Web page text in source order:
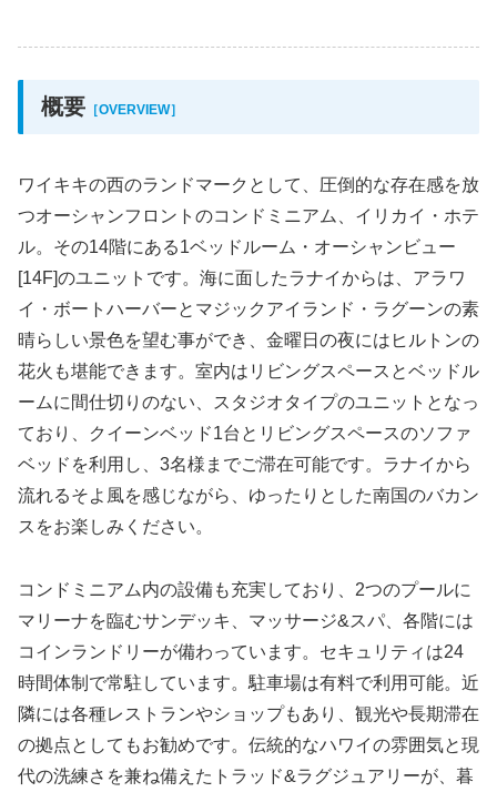
概要 ［OVERVIEW］
ワイキキの西のランドマークとして、圧倒的な存在感を放
つオーシャンフロントのコンドミニアム、イリカイ・ホテ
ル。その14階にある1ベッドルーム・オーシャンビュー
[14F]のユニットです。海に面したラナイからは、アラワ
イ・ボートハーバーとマジックアイランド・ラグーンの素
晴らしい景色を望む事ができ、金曜日の夜にはヒルトンの
花火も堪能できます。室内はリビングスペースとベッドル
ームに間仕切りのない、スタジオタイプのユニットとなっ
ており、クイーンベッド1台とリビングスペースのソファ
ベッドを利用し、3名様までご滞在可能です。ラナイから
流れるそよ風を感じながら、ゆったりとした南国のバカン
スをお楽しみください。
コンドミニアム内の設備も充実しており、2つのプールに
マリーナを臨むサンデッキ、マッサージ&スパ、各階には
コインランドリーが備わっています。セキュリティは24
時間体制で常駐しています。駐車場は有料で利用可能。近
隣には各種レストランやショップもあり、観光や長期滞在
の拠点としてもお勧めです。伝統的なハワイの雰囲気と現
代の洗練さを兼ね備えたトラッド&ラグジュアリーが、暮